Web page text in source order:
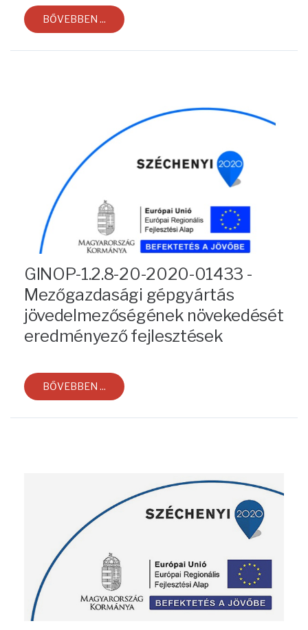
BŐVEBBEN ...
GINOP-1.2.8-20-2020-01433 -
Mezőgazdasági gépgyártás
jövedelmezőségének növekedését
eredményező fejlesztések
BŐVEBBEN ...